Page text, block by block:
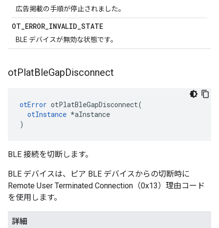
広告掲載の手順が停止されました。
OT_ERROR_INVALID_STATE
BLE デバイスが無効な状態です。
otPlatBleGapDisconnect
otError otPlatBleGapDisconnect(
otInstance *aInstance
)
BLE 接続を切断します。
BLE デバイスは、ピア BLE デバイスからの切断時に
Remote User Terminated Connection（0x13）理由コード
を使用します。
詳細